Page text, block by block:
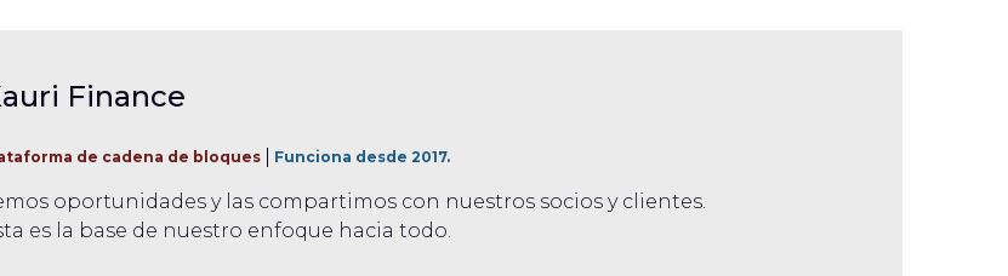
Finance
de cadena de bloques Funciona desde 2017.
oportunidades y las compartimos con nuestros socios y clientes.
es la base de nuestro enfoque hacia todo.